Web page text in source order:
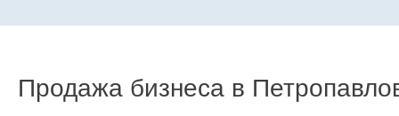
Продажа бизнеса в